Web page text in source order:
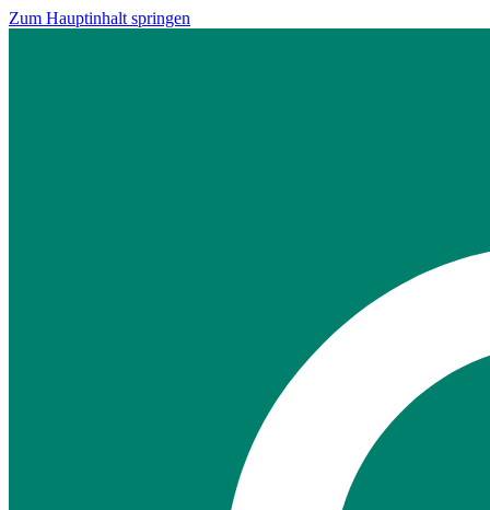
Zum Hauptinhalt springen